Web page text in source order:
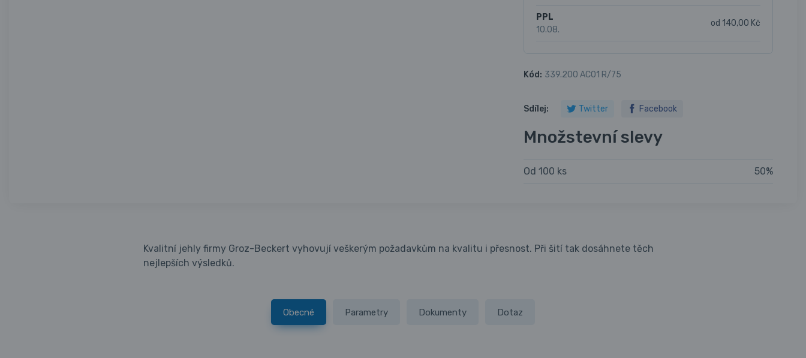
PPL
10.08.
od 140,00 Kč
Kód: 339.200 AC01 R/75
Sdílej: Twitter Facebook
Množstevní slevy
Od 100 ks 50%
Kvalitní jehly firmy Groz-Beckert vyhovují veškerým požadavkům na kvalitu i přesnost. Při šití tak dosáhnete těch
nejlepších výsledků.
Obecné Parametry Dokumenty Dotaz